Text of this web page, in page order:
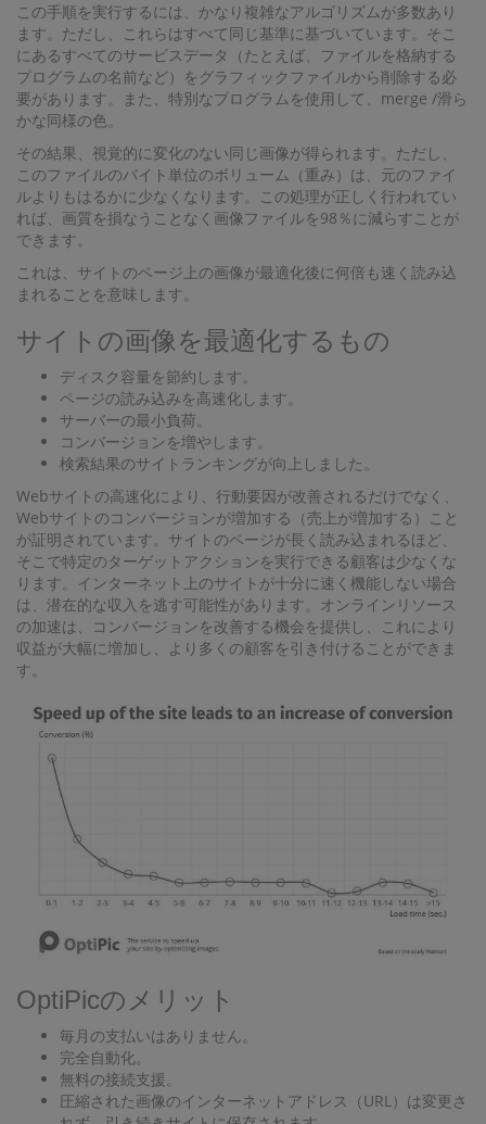
この手順を実行するには、かなり複雑なアルゴリズムが多数あり
ます。ただし、これらはすべて同じ基準に基づいています。そこ
にあるすべてのサービスデータ（たとえば、ファイルを格納する
プログラムの名前など）をグラフィックファイルから削除する必
要があります。また、特別なプログラムを使用して、merge /滑ら
かな同様の色。
その結果、視覚的に変化のない同じ画像が得られます。ただし、
このファイルのバイト単位のボリューム（重み）は、元のファイ
ルよりもはるかに少なくなります。この処理が正しく行われてい
れば、画質を損なうことなく画像ファイルを98％に減らすことが
できます。
これは、サイトのページ上の画像が最適化後に何倍も速く読み込
まれることを意味します。
サイトの画像を最適化するもの
ディスク容量を節約します。
ページの読み込みを高速化します。
サーバーの最小負荷。
コンバージョンを増やします。
検索結果のサイトランキングが向上しました。
Webサイトの高速化により、行動要因が改善されるだけでなく、
Webサイトのコンバージョンが増加する（売上が増加する）こと
が証明されています。サイトのページが長く読み込まれるほど、
そこで特定のターゲットアクションを実行できる顧客は少なくな
ります。インターネット上のサイトが十分に速く機能しない場合
は、潜在的な収入を逃す可能性があります。オンラインリソース
の加速は、コンバージョンを改善する機会を提供し、これにより
収益が大幅に増加し、より多くの顧客を引き付けることができま
す。
OptiPicのメリット
毎月の支払いはありません。
完全自動化。
無料の接続支援。
圧縮された画像のインターネットアドレス（URL）は変更さ